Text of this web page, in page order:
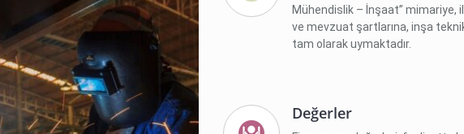
Mühendislik – İnşaat”
ve mevzuat şartlarına, inşa
tam olarak uymaktadır.
Değerler